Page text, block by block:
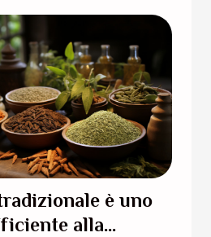
è uno
alla